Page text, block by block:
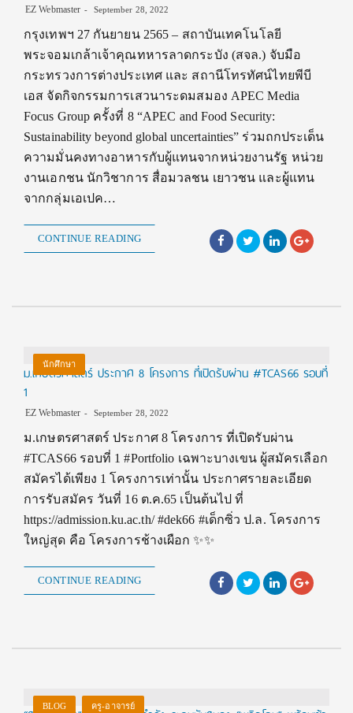
EZ Webmaster September 28, 2022
กรุงเทพฯ 27 กันยายน 2565 – สถาบันเทคโนโลยี
พระจอมเกล้าเจ้าคุณทหารลาดกระบัง (สจล.) จับมือ
กระทรวงการต่างประเทศ และ สถานีโทรทัศน์ไทยพีบี
เอส จัดกิจกรรมการเสวนาระดมสมอง APEC Media
Focus Group ครั้งที่ 8 “APEC and Food Security:
Sustainability beyond global uncertainties” ร่วมถกประเด็น
ความมั่นคงทางอาหารกับผู้แทนจากหน่วยงานรัฐ หน่วย
งานเอกชน นักวิชาการ สื่อมวลชน เยาวชน และผู้แทน
จากกลุ่มเอเปค…
CONTINUE READING
นักศึกษา
ม.เกษตรศาสตร์ ประกาศ 8 โครงการ ที่เปิดรับผ่าน #TCAS66 รอบที่
1
EZ Webmaster September 28, 2022
ม.เกษตรศาสตร์ ประกาศ 8 โครงการ ที่เปิดรับผ่าน
#TCAS66 รอบที่ 1 #Portfolio เฉพาะบางเขน ผู้สมัครเลือก
สมัครได้เพียง 1 โครงการเท่านั้น ประกาศรายละเอียด
การรับสมัคร วันที่ 16 ต.ค.65 เป็นต้นไป ที่
https://admission.ku.ac.th/ #dek66 #เด็กซิ่ว ป.ล. โครงการ
ใหญ่สุด คือ โครงการช้างเผือก ✨✨
CONTINUE READING
BLOG ครู-อาจารย์